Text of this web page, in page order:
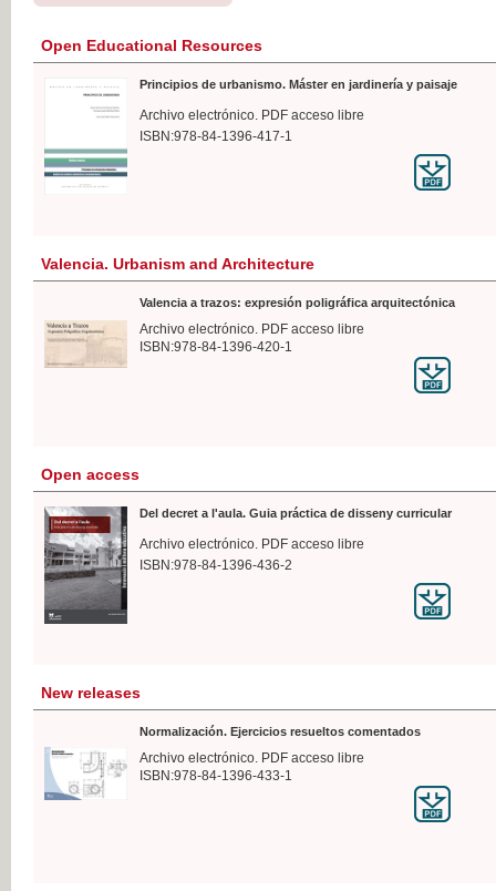
Open Educational Resources
Principios de urbanismo. Máster en jardinería y paisaje
Archivo electrónico. PDF acceso libre
ISBN:978-84-1396-417-1
Valencia. Urbanism and Architecture
Valencia a trazos: expresión poligráfica arquitectónica
Archivo electrónico. PDF acceso libre
ISBN:978-84-1396-420-1
Open access
Del decret a l'aula. Guia práctica de disseny curricular
Archivo electrónico. PDF acceso libre
ISBN:978-84-1396-436-2
New releases
Normalización. Ejercicios resueltos comentados
Archivo electrónico. PDF acceso libre
ISBN:978-84-1396-433-1